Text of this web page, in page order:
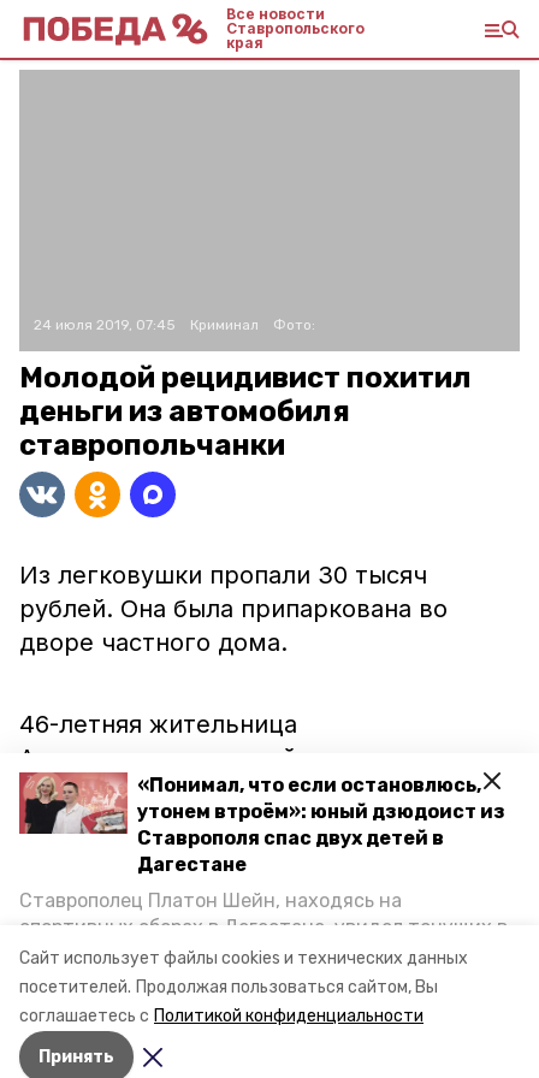
Сайт использует файлы cookies и технических данных
посетителей. Продолжая пользоваться сайтом, Вы
соглашаетесь с Политикой конфиденциальности
Принять
«Понимал, что если остановлюсь,
утонем втроём»: юный дзюдоист из
Ставрополя спас двух детей в
Дагестане
Ставрополец Платон Шейн, находясь на
спортивных сборах в Дегестане, увидел тонущих в
Каспийском море детей и бросился на помощь. По
возвращении домой, отважного мальчика
пригласили в министерство образования края и
наградили. Корреспондент «Победы26» пообщался
с юным героем.
Все новости
Ставропольского
края
24 июля 2019, 07:45 Криминал Фото:
Молодой рецидивист похитил
деньги из автомобиля
ставропольчанки
Из легковушки пропали 30 тысяч
рублей. Она была припаркована во
дворе частного дома.
46-летняя жительница
Александровского района поспешила
обратиться в полицию. Под подозрение
попал 20-летний парень из
Георгиевского округа, который уже не
раз сидел на скамье подсудимых. После
задержания он сознался в совершённой
краже. Деньги рецидивист успел
потратить. Теперь он стал фигурантом
очередного уголовного дела.